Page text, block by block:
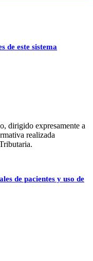
de este sistema
dirigido expresamente a
realizada
de pacientes y uso de